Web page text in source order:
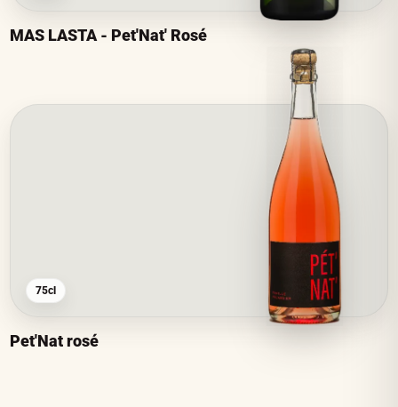
MAS LASTA - Pet'Nat' Rosé
75cl
Pet'Nat rosé